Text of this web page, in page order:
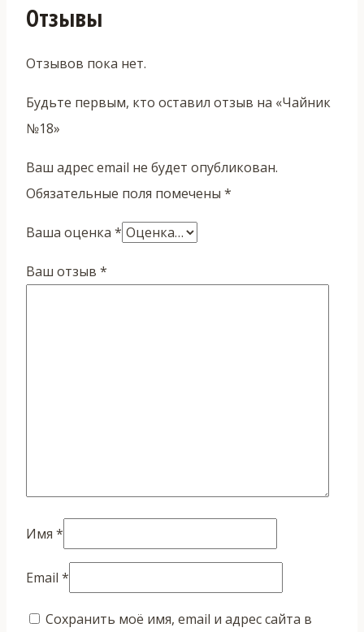
Отзывы
Отзывов пока нет.
Будьте первым, кто оставил отзыв на «Чайник
№18»
Ваш адрес email не будет опубликован.
Обязательные поля помечены *
Ваша оценка *
Ваш отзыв *
Имя *
Email *
Сохранить моё имя, email и адрес сайта в